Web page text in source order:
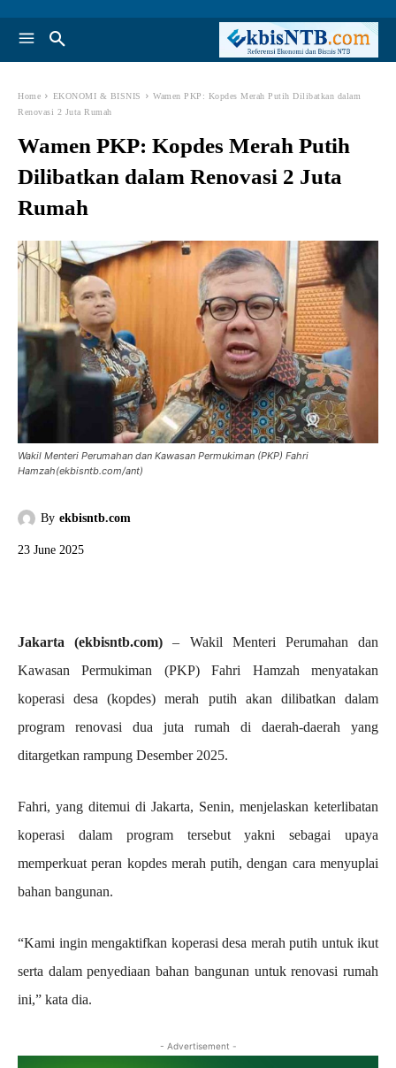
Home EKONOMI & BISNIS
Wamen PKP: Kopdes Merah Putih Dilibatkan dalam
Renovasi 2 Juta Rumah
Wamen PKP: Kopdes Merah Putih
Dilibatkan dalam Renovasi 2 Juta
Rumah
Wakil Menteri Perumahan dan Kawasan Permukiman (PKP) Fahri
Hamzah(ekbisntb.com/ant)
By ekbisntb.com
23 June 2025
Jakarta (ekbisntb.com) – Wakil Menteri Perumahan dan
Kawasan Permukiman (PKP) Fahri Hamzah menyatakan
koperasi desa (kopdes) merah putih akan dilibatkan dalam
program renovasi dua juta rumah di daerah-daerah yang
ditargetkan rampung Desember 2025.
Fahri, yang ditemui di Jakarta, Senin, menjelaskan keterlibatan
koperasi dalam program tersebut yakni sebagai upaya
memperkuat peran kopdes merah putih, dengan cara menyuplai
bahan bangunan.
“Kami ingin mengaktifkan koperasi desa merah putih untuk ikut
serta dalam penyediaan bahan bangunan untuk renovasi rumah
ini,” kata dia.
- Advertisement -